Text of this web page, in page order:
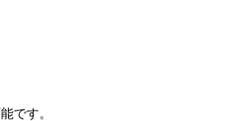
です。